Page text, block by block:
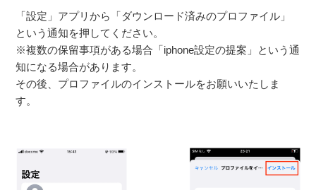
「設定」アプリから「ダウンロード済みのプロファイル」
という通知を押してください。
※複数の保留事項がある場合「iphone設定の提案」という通
知になる場合があります。
その後、プロファイルのインストールをお願いいたしま
す。